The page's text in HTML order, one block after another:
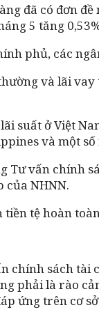
đã có đơn
5 tăng
phủ, các
và lãi
suất ở Việt
và một
Tư vấn chính
của NHNN.
tệ hoàn
chính sách
phải là rào
ứng trên cơ